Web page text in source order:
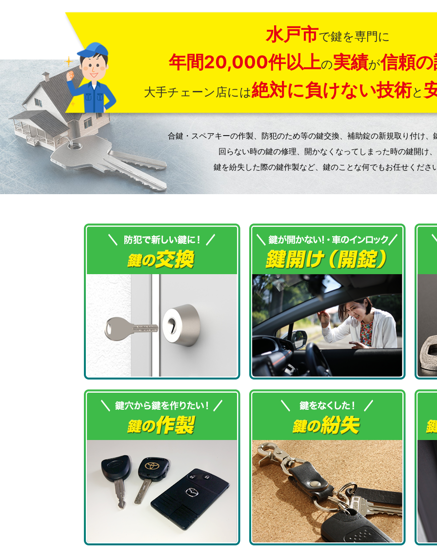
水戸市で鍵を専門に
年間20,000件以上の実績が信頼
大手チェーン店には絶対に負けない技術と
合鍵・スペアキーの作製、防犯のため等の鍵交換、補助錠の新規取り付け、
回らない時の鍵の修理、開かなくなってしまった時の鍵開け、
鍵を紛失した際の鍵作製など、鍵のことな何でもお任せくださ